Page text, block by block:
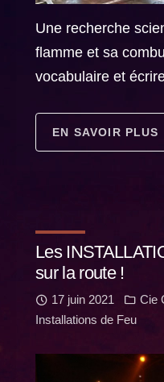
Une recherche
flamme et sa
vocabulaire et
EN SAVOIR PLUS
Les
sur la route !
17 juin 2021 Cie
Installations de Feu